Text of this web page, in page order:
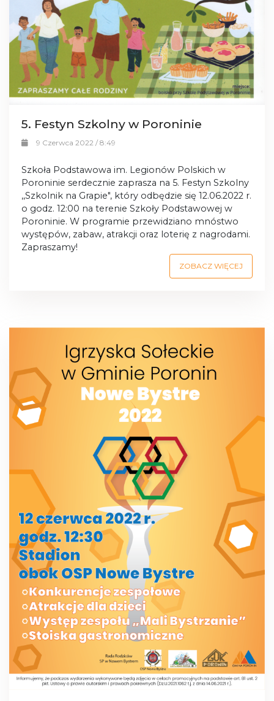
5. Festyn Szkolny w Poroninie
9 Czerwca 2022 / 8:49
Szkoła Podstawowa im. Legionów Polskich w
Poroninie serdecznie zaprasza na 5. Festyn Szkolny
,,Szkolnik na Grapie", który odbędzie się 12.06.2022 r.
o godz. 12:00 na terenie Szkoły Podstawowej w
Poroninie. W programie przewidziano mnóstwo
występów, zabaw, atrakcji oraz loterię z nagrodami.
Zapraszamy!
ZOBACZ WIĘCEJ